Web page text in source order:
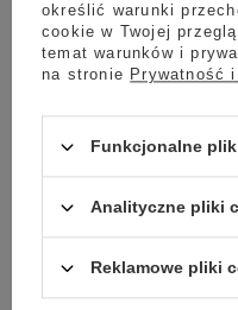
Z4000 iX umożliwia również
co czyni ekspres
Higiena i
Gaggia G 700 spełnia
dotykowy przed rozwojem
7 dni w tygodniu, nawet do 5
Powłoka Pure Zone® jest
środkami czyszczącymi, co
czystości.
określić warunki
cookie w Twojej
temat warunków i
na stronie Prywatność
Funkcjonalne
Analityczne pliki
Reklamowe pliki